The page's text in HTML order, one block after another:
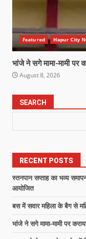
Featured Hapur City
भांजे ने सगे मामा-मामी पर
August 8, 2026
SEARCH
RECENT POSTS
स्तनपान सप्ताह का भव्य
आयोजित
बस में सवार महिला के बैग से
भांजे ने सगे मामा-मामी पर